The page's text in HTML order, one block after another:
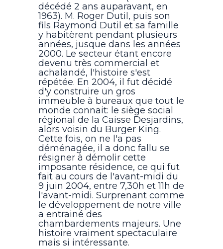
décédé 2 ans auparavant, en
1963). M. Roger Dutil, puis son
fils Raymond Dutil et sa famille
y habitèrent pendant plusieurs
années, jusque dans les années
2000. Le secteur étant encore
devenu très commercial et
achalandé, l'histoire s'est
répétée. En 2004, il fut décidé
d'y construire un gros
immeuble à bureaux que tout le
monde connait: le siège social
régional de la Caisse Desjardins,
alors voisin du Burger King.
Cette fois, on ne l'a pas
déménagée, il a donc fallu se
résigner à démolir cette
imposante résidence, ce qui fut
fait au cours de l'avant-midi du
9 juin 2004, entre 7,30h et 11h de
l'avant-midi. Surprenant comme
le développement de notre ville
a entrainé des
chambardements majeurs. Une
histoire vraiment spectaculaire
mais si intéressante.